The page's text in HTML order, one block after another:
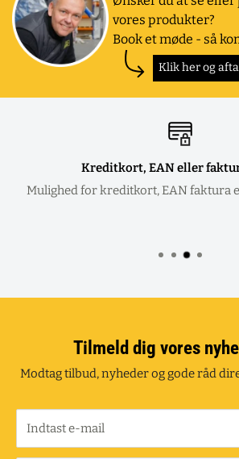
vores produkter?
Book et møde - så
Klik her og
Kreditkort, EAN eller
Mulighed for kreditkort, EAN faktura
Tilmeld dig vores
Modtag tilbud, nyheder og gode råd
Indtast e-mail